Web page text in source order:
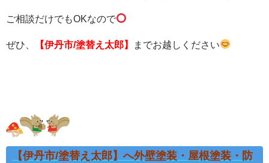
ご相談だけでもOKなので
ぜひ、 【伊丹市/塗替え太郎】 までお越しください
【伊丹市/塗替え太郎】へ外壁塗装・屋根塗装・防